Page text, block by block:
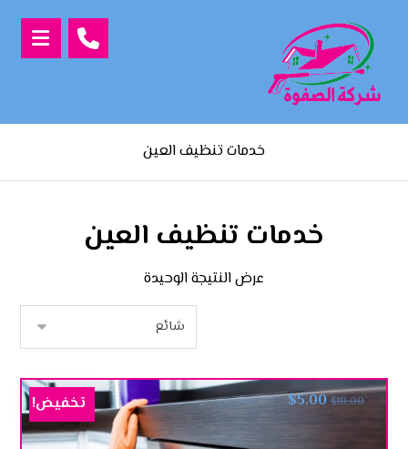
خدمات تنظيف العين
خدمات تنظيف العين
عرض النتيجة الوحيدة
$10.00
$5.00 تخفيض!